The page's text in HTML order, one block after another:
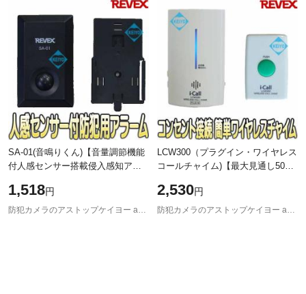
SA-01(音鳴りくん)【音量調節機能
付人感センサー搭載侵入感知アラ
【REVEX】 【リーベックス】
1,518円
防犯カメラのアストップケイヨー au PAY マーケット店
LCW300（プラグイン・ワイヤレス
コールチャイム)【最大見通し50m
チャイムセット】 【防犯グッズ】
【REVE
2,530円
防犯カメラのアストップケイヨー au PAY マーケット店